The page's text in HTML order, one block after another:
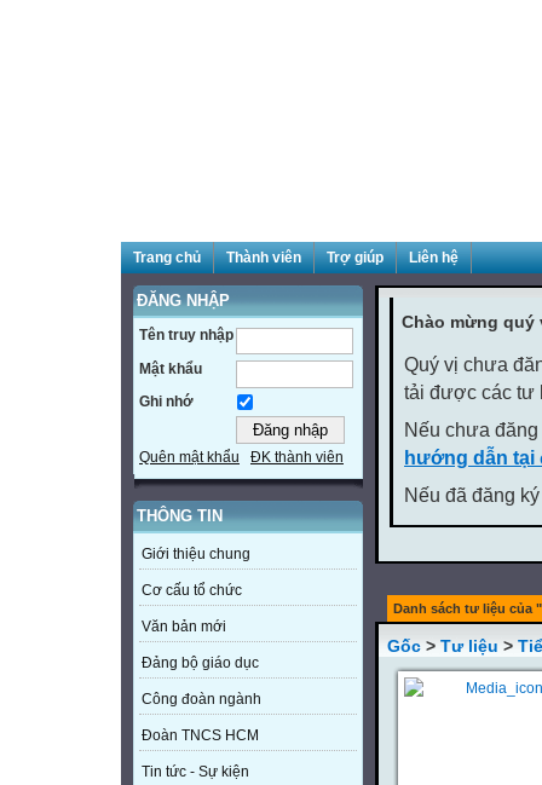
Trang chủ Thành viên Trợ giúp Liên hệ
ĐĂNG NHẬP
Tên truy nhập
Mật khẩu
Ghi nhớ
Quên mật khẩu ĐK thành viên
THÔNG TIN
Giới thiệu chung
Cơ cấu tổ chức
Văn bản mới
Đảng bộ giáo dục
Công đoàn ngành
Đoàn TNCS HCM
Tin tức - Sự kiện
Chào mừng
Quý vị chưa
tải được các tư
Nếu chưa
hướng dẫn tại
Nếu đã đăng
Danh sách tư liệu của
Gốc > Tư liệu >